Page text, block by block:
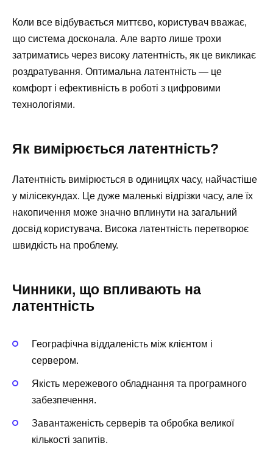
Коли все відбувається миттєво, користувач вважає,
що система досконала. Але варто лише трохи
затриматись через високу латентність, як це викликає
роздратування. Оптимальна латентність — це
комфорт і ефективність в роботі з цифровими
технологіями.
Як вимірюється латентність?
Латентність вимірюється в одиницях часу, найчастіше
у мілісекундах. Це дуже маленькі відрізки часу, але їх
накопичення може значно вплинути на загальний
досвід користувача. Висока латентність перетворює
швидкість на проблему.
Чинники, що впливають на
латентність
Географічна віддаленість між клієнтом і
сервером.
Якість мережевого обладнання та програмного
забезпечення.
Завантаженість серверів та обробка великої
кількості запитів.